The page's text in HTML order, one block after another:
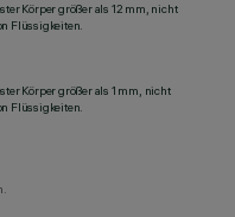
Körper größer als 12 mm, nicht
Flüssigkeiten.
Körper größer als 1 mm, nicht
Flüssigkeiten.